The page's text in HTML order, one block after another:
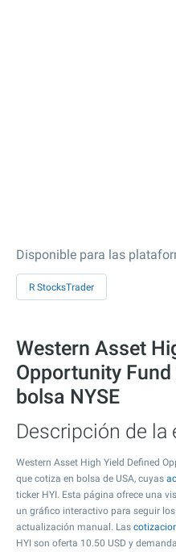
Disponible para las
R StocksTrader
Western Asset
Opportunity
bolsa NYSE
Descripción de la
Western Asset High Yield Defined
que cotiza en bolsa de USA, cuyas
ticker HYI. Esta página ofrece una
un gráfico interactivo para seguir
actualización manual. Las
HYI son oferta 10.50 USD y demanda